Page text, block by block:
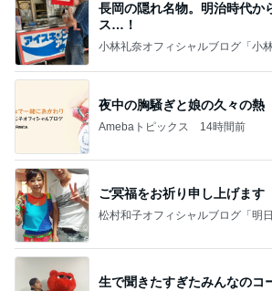
長岡の隠れ名物。明治時代か
ス…！
小林礼奈オフィシャルブログ「小
夜中の胸騒ぎと娘の久々の熱
Amebaトピックス 14時間前
ご冥福をお祈り申し上げます
松村和子オフィシャルブログ「明
生で聞きたすぎたみんなのコ